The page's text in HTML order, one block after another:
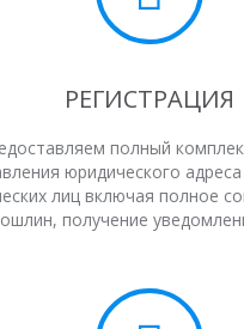
РЕГИСТРАЦИЯ
полный
юридического
лиц включая полное
получение